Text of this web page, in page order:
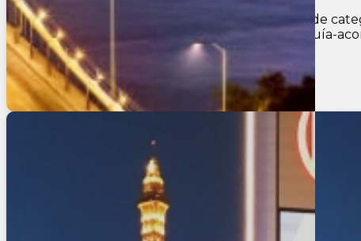
INCLUYE: • 8 noches de hospedaje en hoteles de
dependiendo del número de participantes;• Guía-
U$S 2.399
Ver más